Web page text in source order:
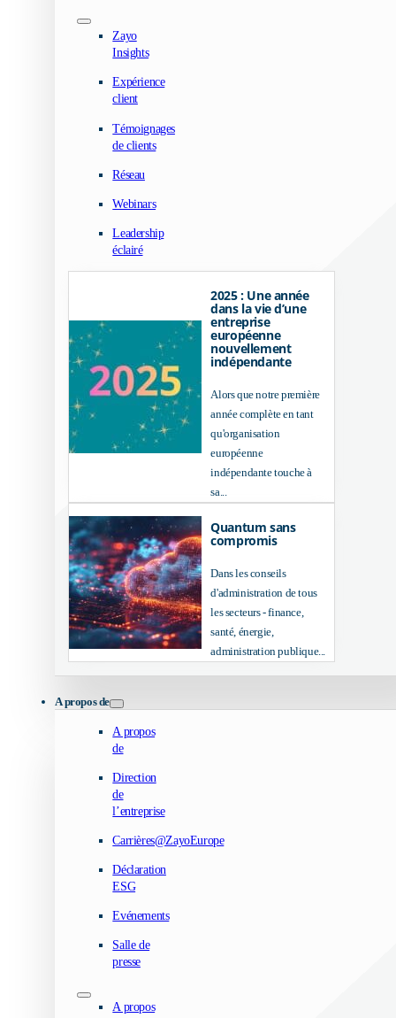
Zayo
Insights
Expérience
client
Témoignages
de clients
Réseau
Webinars
Leadership
éclairé
2025 : Une année
dans la vie d’une
entreprise
européenne
nouvellement
indépendante
Alors que notre première
année complète en tant
qu'organisation
européenne
indépendante touche à
sa...
Quantum sans
compromis
Dans les conseils
d'administration de tous
les secteurs - finance,
santé, énergie,
administration publique...
A propos de
A propos
de
Direction
de
l’entreprise
Carrières@ZayoEurope
Déclaration
ESG
Evénements
Salle de
presse
A propos